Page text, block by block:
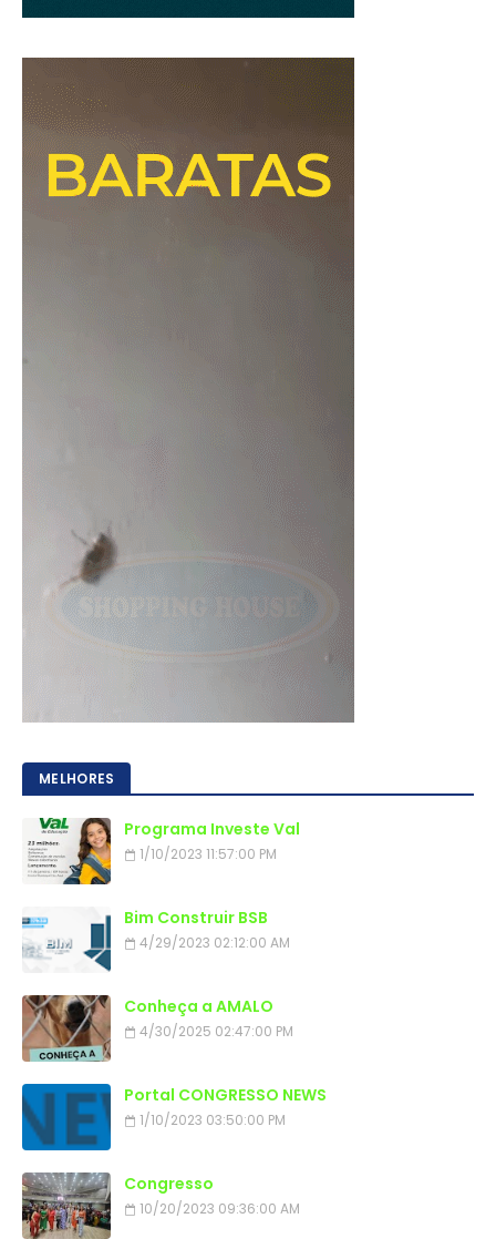
MELHORES
Programa Investe Val
1/10/2023 11:57:00 PM
Bim Construir BSB
4/29/2023 02:12:00 AM
Conheça a AMALO
4/30/2025 02:47:00 PM
Portal CONGRESSO NEWS
1/10/2023 03:50:00 PM
Congresso
10/20/2023 09:36:00 AM